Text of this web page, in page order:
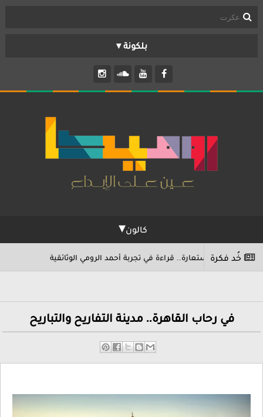
تواصل معنا
تابلوه
بانوراما
حكاوي
كالون
خُد فكرة
كاستعارة.. قراءة في تجربة أحمد الرومي الوثائقية
في رحاب القاهرة.. مدينة التفاريح والتباريح